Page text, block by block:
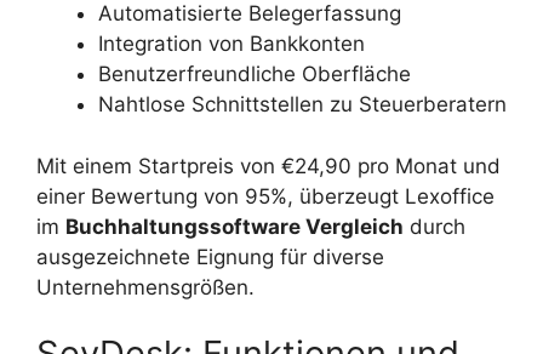
Automatisierte Belegerfassung
Integration von Bankkonten
Benutzerfreundliche Oberfläche
Nahtlose Schnittstellen zu Steuerberatern
Mit einem Startpreis von €24,90 pro Monat und
einer Bewertung von 95%, überzeugt Lexoffice
im Buchhaltungssoftware Vergleich durch
ausgezeichnete Eignung für diverse
Unternehmensgrößen.